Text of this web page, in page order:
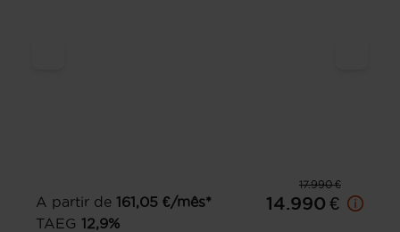
17.990 €
A partir de 161,05 €/mês*
TAEG 12,9%
14.990 €